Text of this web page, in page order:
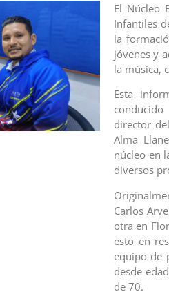
El Núcleo
Infantiles
la
jóvenes y
la música,
Esta
director
Alma
núcleo en
diversos
Carlos
otra en
esto en
equipo de
desde
de 70.